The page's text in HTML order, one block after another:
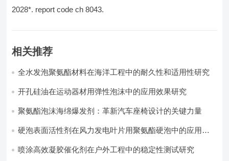
2028*. report code ch 8043.
相关推荐
全水发泡聚氨酯材料在海洋工程中的耐久性和适用性研究
开孔硅油在运动器材用弹性泡沫中的应用效果研究
聚氨酯泡沫海绵爆发剂：革新汽车座椅设计的关键力量​
硬泡表面活性剂在风力发电叶片用聚氨酯硬泡中的应用实
喷涂高效凝胶催化剂在户外工程中的稳定性测试研究